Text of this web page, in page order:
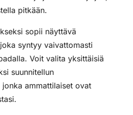
pitkään.
sopii näyttävä
syntyy vaivattomasti
Voit valita yksittäisiä
suunnitellun
ammattilaiset ovat